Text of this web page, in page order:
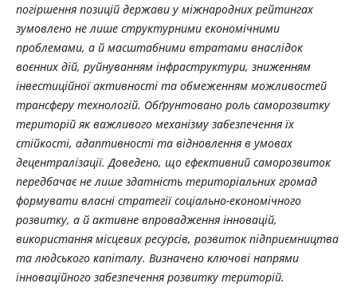
погіршення позицій держави у міжнародних рейтингах
зумовлено не лише структурними економічними
проблемами, а й масштабними втратами внаслідок
воєнних дій, руйнуванням інфраструктури, зниженням
інвестиційної активності та обмеженням можливостей
трансферу технологій. Обґрунтовано роль саморозвитку
територій як важливого механізму забезпечення їх
стійкості, адаптивності та відновлення в умовах
децентралізації. Доведено, що ефективний саморозвиток
передбачає не лише здатність територіальних громад
формувати власні стратегії соціально-економічного
розвитку, а й активне впровадження інновацій,
використання місцевих ресурсів, розвиток підприємництва
та людського капіталу. Визначено ключові напрями
інноваційного забезпечення розвитку територій.